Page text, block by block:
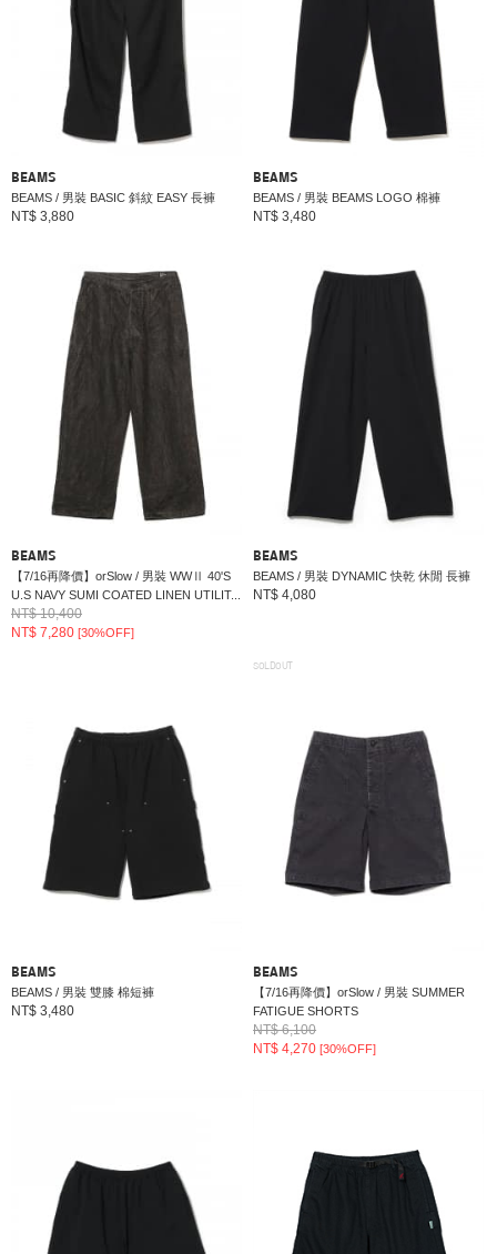
BEAMS
BEAMS / 男裝 BASIC 斜紋 EASY 長褲
NT$ 3,880
BEAMS
BEAMS / 男裝 BEAMS LOGO 棉褲
NT$ 3,480
BEAMS
【7/16再降價】orSlow / 男裝 WWⅡ 40'S
U.S NAVY SUMI COATED LINEN UTILIT...
NT$ 10,400
NT$ 7,280 [30%OFF]
BEAMS
BEAMS / 男裝 DYNAMIC 快乾 休閒 長褲
NT$ 4,080
BEAMS
BEAMS / 男裝 雙膝 棉短褲
NT$ 3,480
SOLDOUT
BEAMS
【7/16再降價】orSlow / 男裝 SUMMER
FATIGUE SHORTS
NT$ 6,100
NT$ 4,270[30%OFF]